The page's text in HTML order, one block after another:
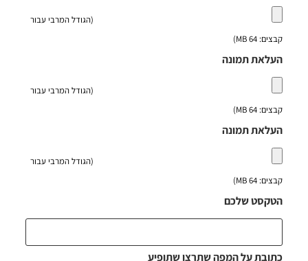
(הגודל המרבי עבור
קבצים: 64 MB)
העלאת תמונה
(הגודל המרבי עבור
קבצים: 64 MB)
העלאת תמונה
(הגודל המרבי עבור
קבצים: 64 MB)
הטקסט שלכם
כתובת על המפה שתרצו שתופיע